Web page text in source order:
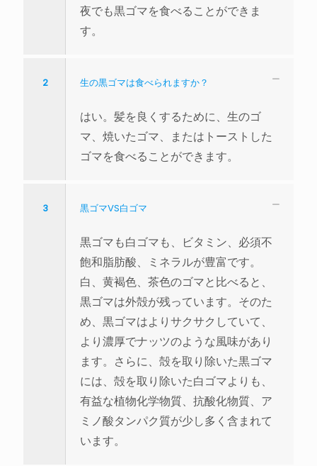
夜でも黒ゴマを食べることができま
す。
2 生の黒ゴマは食べられますか？
はい。髪を良くするために、生のゴ
マ、焼いたゴマ、またはトーストした
ゴマを食べることができます。
3 黒ゴマVS白ゴマ
黒ゴマも白ゴマも、ビタミン、必須不
飽和脂肪酸、ミネラルが豊富です。
白、黄褐色、茶色のゴマと比べると、
黒ゴマは外殻が残っています。そのた
め、黒ゴマはよりサクサクしていて、
より濃厚でナッツのような風味があり
ます。さらに、殻を取り除いた黒ゴマ
には、殻を取り除いた白ゴマよりも、
有益な植物化学物質、抗酸化物質、ア
ミノ酸タンパク質が少し多く含まれて
います。